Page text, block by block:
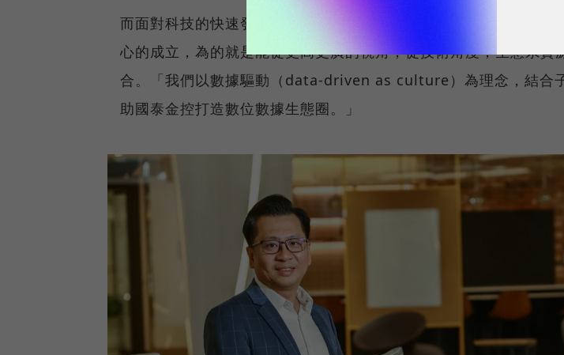
而面對科技的快速發展，也必須能有專責單位做相關的評估與導入
心的成立，為的就是能從更高更廣的視角，從技術角度，生態系資
合。「我們以數據驅動（data-driven as culture）為理念，結合
助國泰金控打造數位數據生態圈。」